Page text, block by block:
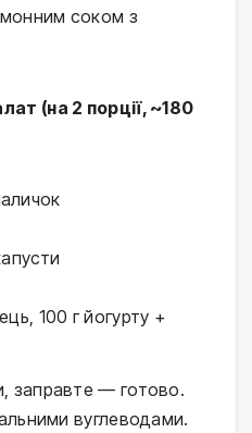
соком з
(на 2 порції, ~180
100 г йогурту +
заправте — готово.
вуглеводами.